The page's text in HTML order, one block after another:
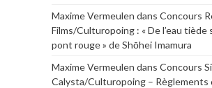
Maxime Vermeulen dans Concours
Films/Culturopoing : « De l’eau tiède
pont rouge » de Shōhei Imamura
Maxime Vermeulen dans Concours
Calysta/Culturopoing – Règlements